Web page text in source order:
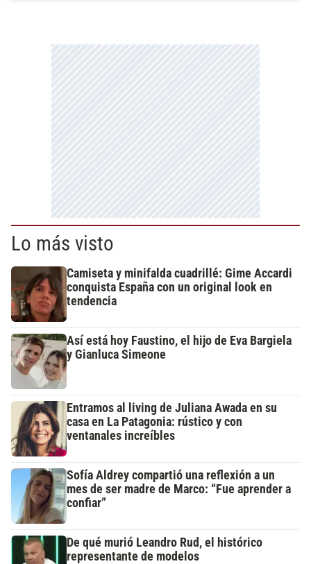
Lo más visto
Camiseta y minifalda cuadrillé: Gime Accardi
conquista España con un original look en
tendencia
Así está hoy Faustino, el hijo de Eva Bargiela
y Gianluca Simeone
Entramos al living de Juliana Awada en su
casa en La Patagonia: rústico y con
ventanales increíbles
Sofía Aldrey compartió una reflexión a un
mes de ser madre de Marco: “Fue aprender a
confiar”
De qué murió Leandro Rud, el histórico
representante de modelos